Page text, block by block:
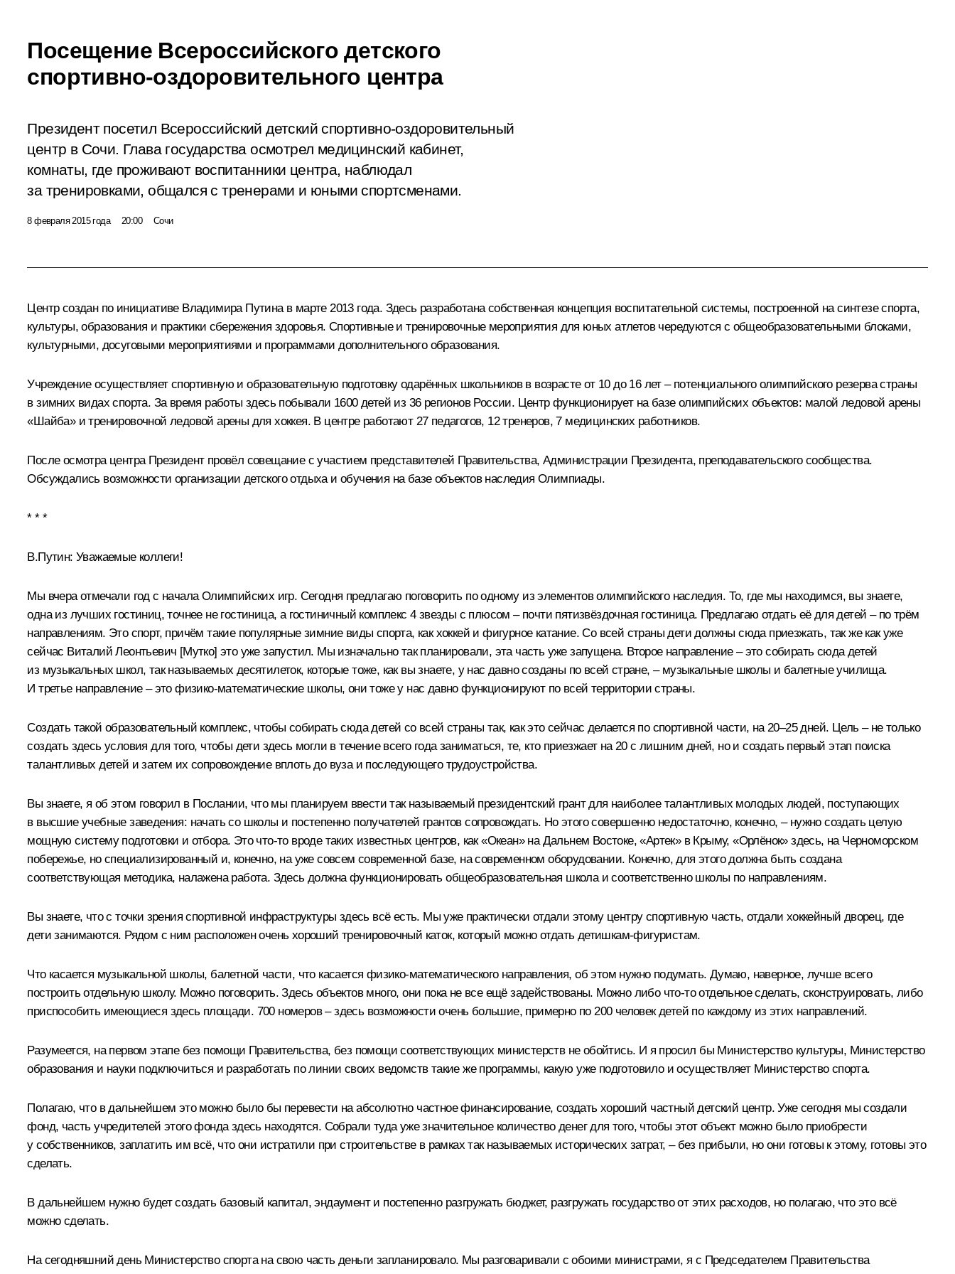
Посещение Всероссийского детского
спортивно-оздоровительного центра
Президент посетил Всероссийский детский спортивно-оздоровительный
центр в Сочи. Глава государства осмотрел медицинский кабинет,
комнаты, где проживают воспитанники центра, наблюдал
за тренировками, общался с тренерами и юными спортсменами.
8 февраля 2015 года 20:00 Сочи
Центр создан по инициативе Владимира Путина в марте 2013 года. Здесь разработана собственная концепция воспитательной системы, построенной на синтезе спорта,
культуры, образования и практики сбережения здоровья. Спортивные и тренировочные мероприятия для юных атлетов чередуются с общеобразовательными блоками,
культурными, досуговыми мероприятиями и программами дополнительного образования.
Учреждение осуществляет спортивную и образовательную подготовку одарённых школьников в возрасте от 10 до 16 лет – потенциального олимпийского резерва страны
в зимних видах спорта. За время работы здесь побывали 1600 детей из 36 регионов России. Центр функционирует на базе олимпийских объектов: малой ледовой арены
«Шайба» и тренировочной ледовой арены для хоккея. В центре работают 27 педагогов, 12 тренеров, 7 медицинских работников.
После осмотра центра Президент провёл совещание с участием представителей Правительства, Администрации Президента, преподавательского сообщества.
Обсуждались возможности организации детского отдыха и обучения на базе объектов наследия Олимпиады.
* * *
В.Путин: Уважаемые коллеги!
Мы вчера отмечали год с начала Олимпийских игр. Сегодня предлагаю поговорить по одному из элементов олимпийского наследия. То, где мы находимся, вы знаете,
одна из лучших гостиниц, точнее не гостиница, а гостиничный комплекс 4 звезды с плюсом – почти пятизвёздочная гостиница. Предлагаю отдать её для детей – по трём
направлениям. Это спорт, причём такие популярные зимние виды спорта, как хоккей и фигурное катание. Со всей страны дети должны сюда приезжать, так же как уже
сейчас Виталий Леонтьевич [Мутко] это уже запустил. Мы изначально так планировали, эта часть уже запущена. Второе направление – это собирать сюда детей
из музыкальных школ, так называемых десятилеток, которые тоже, как вы знаете, у нас давно созданы по всей стране, – музыкальные школы и балетные училища.
И третье направление – это физико-математические школы, они тоже у нас давно функционируют по всей территории страны.
Создать такой образовательный комплекс, чтобы собирать сюда детей со всей страны так, как это сейчас делается по спортивной части, на 20–25 дней. Цель – не только
создать здесь условия для того, чтобы дети здесь могли в течение всего года заниматься, те, кто приезжает на 20 с лишним дней, но и создать первый этап поиска
талантливых детей и затем их сопровождение вплоть до вуза и последующего трудоустройства.
Вы знаете, я об этом говорил в Послании, что мы планируем ввести так называемый президентский грант для наиболее талантливых молодых людей, поступающих
в высшие учебные заведения: начать со школы и постепенно получателей грантов сопровождать. Но этого совершенно недостаточно, конечно, – нужно создать целую
мощную систему подготовки и отбора. Это что‑то вроде таких известных центров, как «Океан» на Дальнем Востоке, «Артек» в Крыму, «Орлёнок» здесь, на Черноморском
побережье, но специализированный и, конечно, на уже совсем современной базе, на современном оборудовании. Конечно, для этого должна быть создана
соответствующая методика, налажена работа. Здесь должна функционировать общеобразовательная школа и соответственно школы по направлениям.
Вы знаете, что с точки зрения спортивной инфраструктуры здесь всё есть. Мы уже практически отдали этому центру спортивную часть, отдали хоккейный дворец, где
дети занимаются. Рядом с ним расположен очень хороший тренировочный каток, который можно отдать детишкам-фигуристам.
Что касается музыкальной школы, балетной части, что касается физико-математического направления, об этом нужно подумать. Думаю, наверное, лучше всего
построить отдельную школу. Можно поговорить. Здесь объектов много, они пока не все ещё задействованы. Можно либо что‑то отдельное сделать, сконструировать, либо
приспособить имеющиеся здесь площади. 700 номеров – здесь возможности очень большие, примерно по 200 человек детей по каждому из этих направлений.
Разумеется, на первом этапе без помощи Правительства, без помощи соответствующих министерств не обойтись. И я просил бы Министерство культуры, Министерство
образования и науки подключиться и разработать по линии своих ведомств такие же программы, какую уже подготовило и осуществляет Министерство спорта.
Полагаю, что в дальнейшем это можно было бы перевести на абсолютно частное финансирование, создать хороший частный детский центр. Уже сегодня мы создали
фонд, часть учредителей этого фонда здесь находятся. Собрали туда уже значительное количество денег для того, чтобы этот объект можно было приобрести
у собственников, заплатить им всё, что они истратили при строительстве в рамках так называемых исторических затрат, – без прибыли, но они готовы к этому, готовы это
сделать.
В дальнейшем нужно будет создать базовый капитал, эндаумент и постепенно разгружать бюджет, разгружать государство от этих расходов, но полагаю, что это всё
можно сделать.
На сегодняшний день Министерство спорта на свою часть деньги запланировало. Мы разговаривали с обоими министрами, я с Председателем Правительства